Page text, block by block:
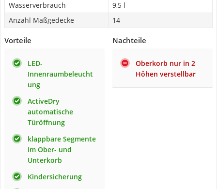
Wasserverbrauch
9,5 l
Anzahl Maßgedecke
14
Vorteile
LED-
Innenraumbeleucht
ung
ActiveDry
automatische
Türöffnung
klappbare Segmente
im Ober- und
Unterkorb
Kindersicherung
Nachteile
Oberkorb nur in 2
Höhen verstellbar